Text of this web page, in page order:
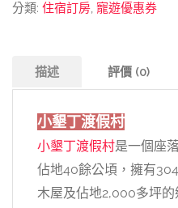
分類: 住宿訂房, 寵遊優惠券
描述 評價 (0)
小墾丁渡假村
小墾丁渡假村是一個座
佔地40餘公頃，擁有
木屋及佔地2,000多坪